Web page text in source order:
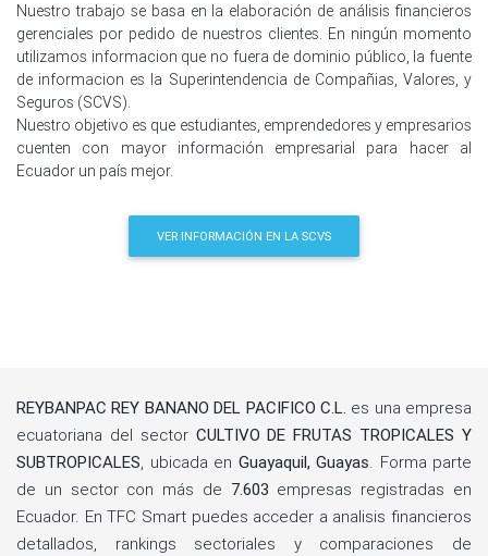
Nuestro trabajo se basa en la elaboración de análisis financieros
gerenciales por pedido de nuestros clientes. En ningún momento
utilizamos informacion que no fuera de dominio público, la fuente
de informacion es la Superintendencia de Compañias, Valores, y
Seguros (SCVS).
Nuestro objetivo es que estudiantes, emprendedores y empresarios
cuenten con mayor información empresarial para hacer al
Ecuador un país mejor.
VER INFORMACIÓN EN LA SCVS
REYBANPAC REY BANANO DEL PACIFICO C.L. es una empresa
ecuatoriana del sector CULTIVO DE FRUTAS TROPICALES Y
SUBTROPICALES, ubicada en Guayaquil, Guayas. Forma parte
de un sector con más de 7.603 empresas registradas en
Ecuador. En TFC Smart puedes acceder a analisis financieros
detallados, rankings sectoriales y comparaciones de